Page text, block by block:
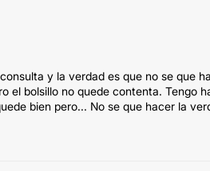
y la verdad es que no se que
el bolsillo no quede contenta. Tengo
bien pero... No se que hacer la